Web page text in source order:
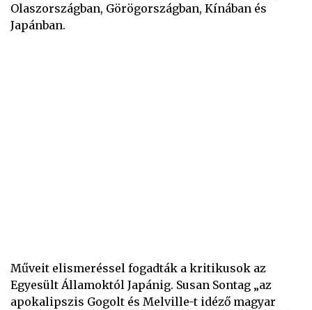
Olaszországban, Görögországban, Kínában és
Japánban.
Műveit elismeréssel fogadták a kritikusok az
Egyesült Államoktól Japánig. Susan Sontag „az
apokalipszis Gogolt és Melville-t idéző magyar